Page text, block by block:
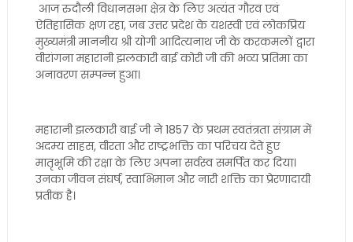
आज रुदौली विधानसभा क्षेत्र के लिए अत्यंत गौरव एवं
ऐतिहासिक क्षण रहा, जब उत्तर प्रदेश के यशस्वी एवं लोकप्रिय
मुख्यमंत्री माननीय श्री योगी आदित्यनाथ जी के करकमलों द्वारा
वीरांगना महारानी झलकारी बाई कोरी जी की भव्य प्रतिमा का
अनावरण सम्पन्न हुआ।
महारानी झलकारी बाई जी ने 1857 के प्रथम स्वतंत्रता संग्राम में
अदम्य साहस, वीरता और राष्ट्रभक्ति का परिचय देते हुए
मातृभूमि की रक्षा के लिए अपना सर्वस्व समर्पित कर दिया।
उनका जीवन संघर्ष, स्वाभिमान और नारी शक्ति का प्रेरणादायी
प्रतीक है।